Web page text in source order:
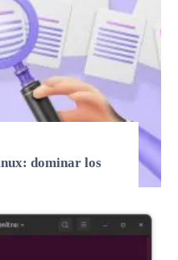
dominar los